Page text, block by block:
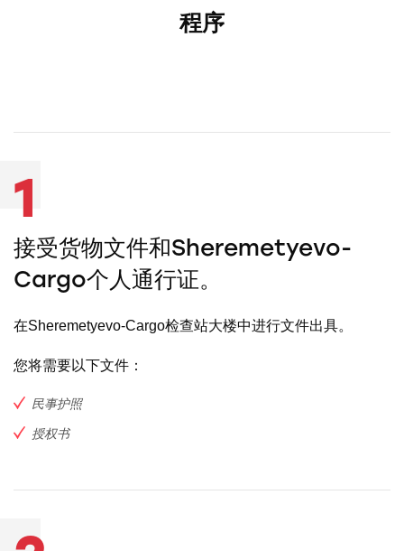
程序
1
接受货物文件和Sheremetyevo-
Cargo个人通行证。
在Sheremetyevo-Cargo检查站大楼中进行文件出具。
您将需要以下文件：
民事护照
授权书